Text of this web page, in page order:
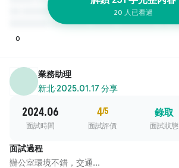
20 人已看過
0
業務助理
新北·2025.01.17 分享
2024.06
面試時間
4/5
面試評價
錄取
面試狀態
面試過程
辦公室環境不錯，交通...